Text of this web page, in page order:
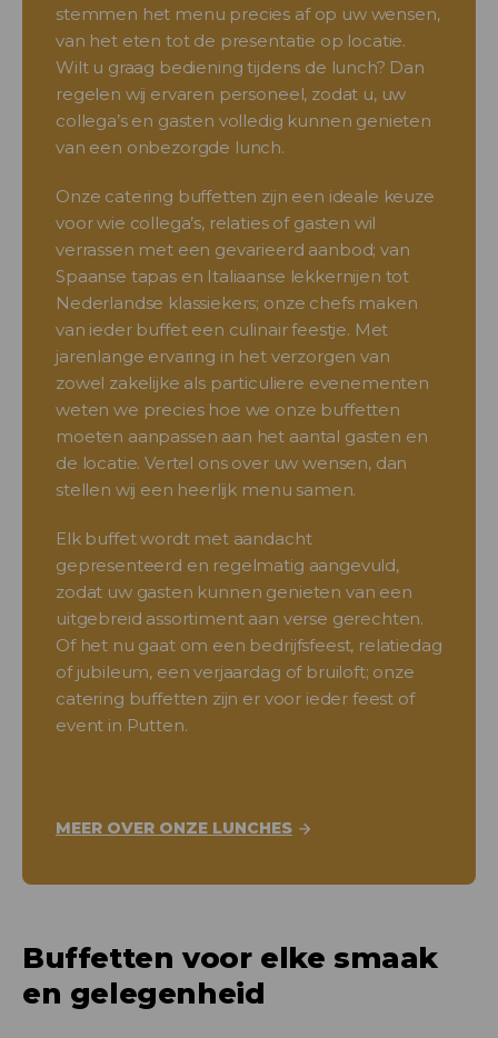
stemmen het menu precies af op uw wensen,
van het eten tot de presentatie op locatie.
Wilt u graag bediening tijdens de lunch? Dan
regelen wij ervaren personeel, zodat u, uw
collega’s en gasten volledig kunnen genieten
van een onbezorgde lunch.
Onze catering buffetten zijn een ideale keuze
voor wie collega’s, relaties of gasten wil
verrassen met een gevarieerd aanbod; van
Spaanse tapas en Italiaanse lekkernijen tot
Nederlandse klassiekers; onze chefs maken
van ieder buffet een culinair feestje. Met
jarenlange ervaring in het verzorgen van
zowel zakelijke als particuliere evenementen
weten we precies hoe we onze buffetten
moeten aanpassen aan het aantal gasten en
de locatie. Vertel ons over uw wensen, dan
stellen wij een heerlijk menu samen.
Elk buffet wordt met aandacht
gepresenteerd en regelmatig aangevuld,
zodat uw gasten kunnen genieten van een
uitgebreid assortiment aan verse gerechten.
Of het nu gaat om een bedrijfsfeest, relatiedag
of jubileum, een verjaardag of bruiloft; onze
catering buffetten zijn er voor ieder feest of
event in Putten.
MEER OVER ONZE LUNCHES
Buffetten voor elke smaak
en gelegenheid